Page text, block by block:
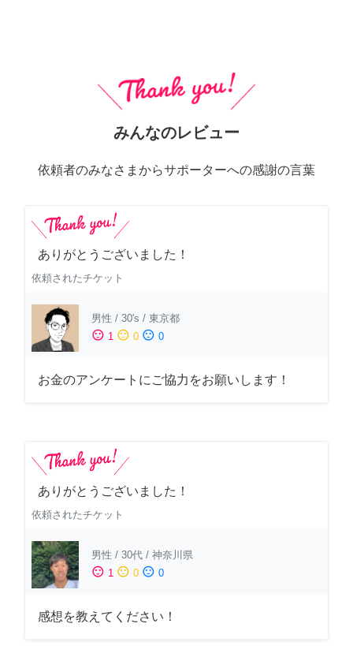
みんなのレビュー
依頼者のみなさまからサポーターへの感謝の言葉
ありがとうございました！
依頼されたチケット
男性 / 30's / 東京都
sentiment_satisfied 1 sentiment_neutral 0 sentiment_dissatisfied 0
お金のアンケートにご協力をお願いします！
ありがとうございました！
依頼されたチケット
男性 / 30代 / 神奈川県
sentiment_satisfied 1 sentiment_neutral 0 sentiment_dissatisfied 0
感想を教えてください！